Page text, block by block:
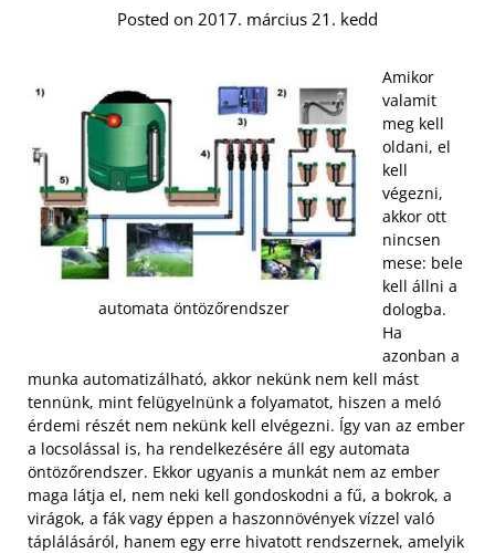
Posted on 2017. március 21. kedd
automata öntözőrendszer
Amikor
valamit
meg kell
oldani, el
kell
végezni,
akkor ott
nincsen
mese: bele
kell állni a
dologba.
Ha
azonban a
munka automatizálható, akkor nekünk nem kell mást
tennünk, mint felügyelnünk a folyamatot, hiszen a meló
érdemi részét nem nekünk kell elvégezni. Így van az ember
a locsolással is, ha rendelkezésére áll egy automata
öntözőrendszer. Ekkor ugyanis a munkát nem az ember
maga látja el, nem neki kell gondoskodni a fű, a bokrok, a
virágok, a fák vagy éppen a haszonnövények vízzel való
táplálásáról, hanem egy erre hivatott rendszernek, amelyik